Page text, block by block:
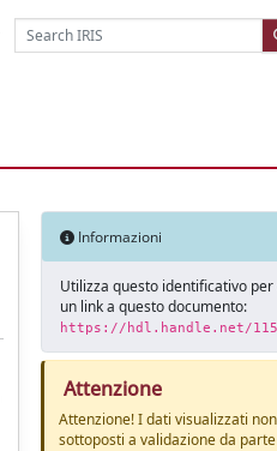
Informazioni
Utilizza questo identificativo
un link a questo documento:
https://hdl.handle.net/
Attenzione
Attenzione! I dati visualizzati
sottoposti a validazione da